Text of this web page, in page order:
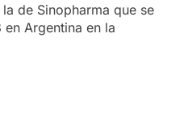
de Sinopharma que se
Argentina en la